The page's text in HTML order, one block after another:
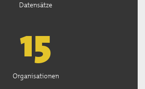
Datensätze
15
Organisationen